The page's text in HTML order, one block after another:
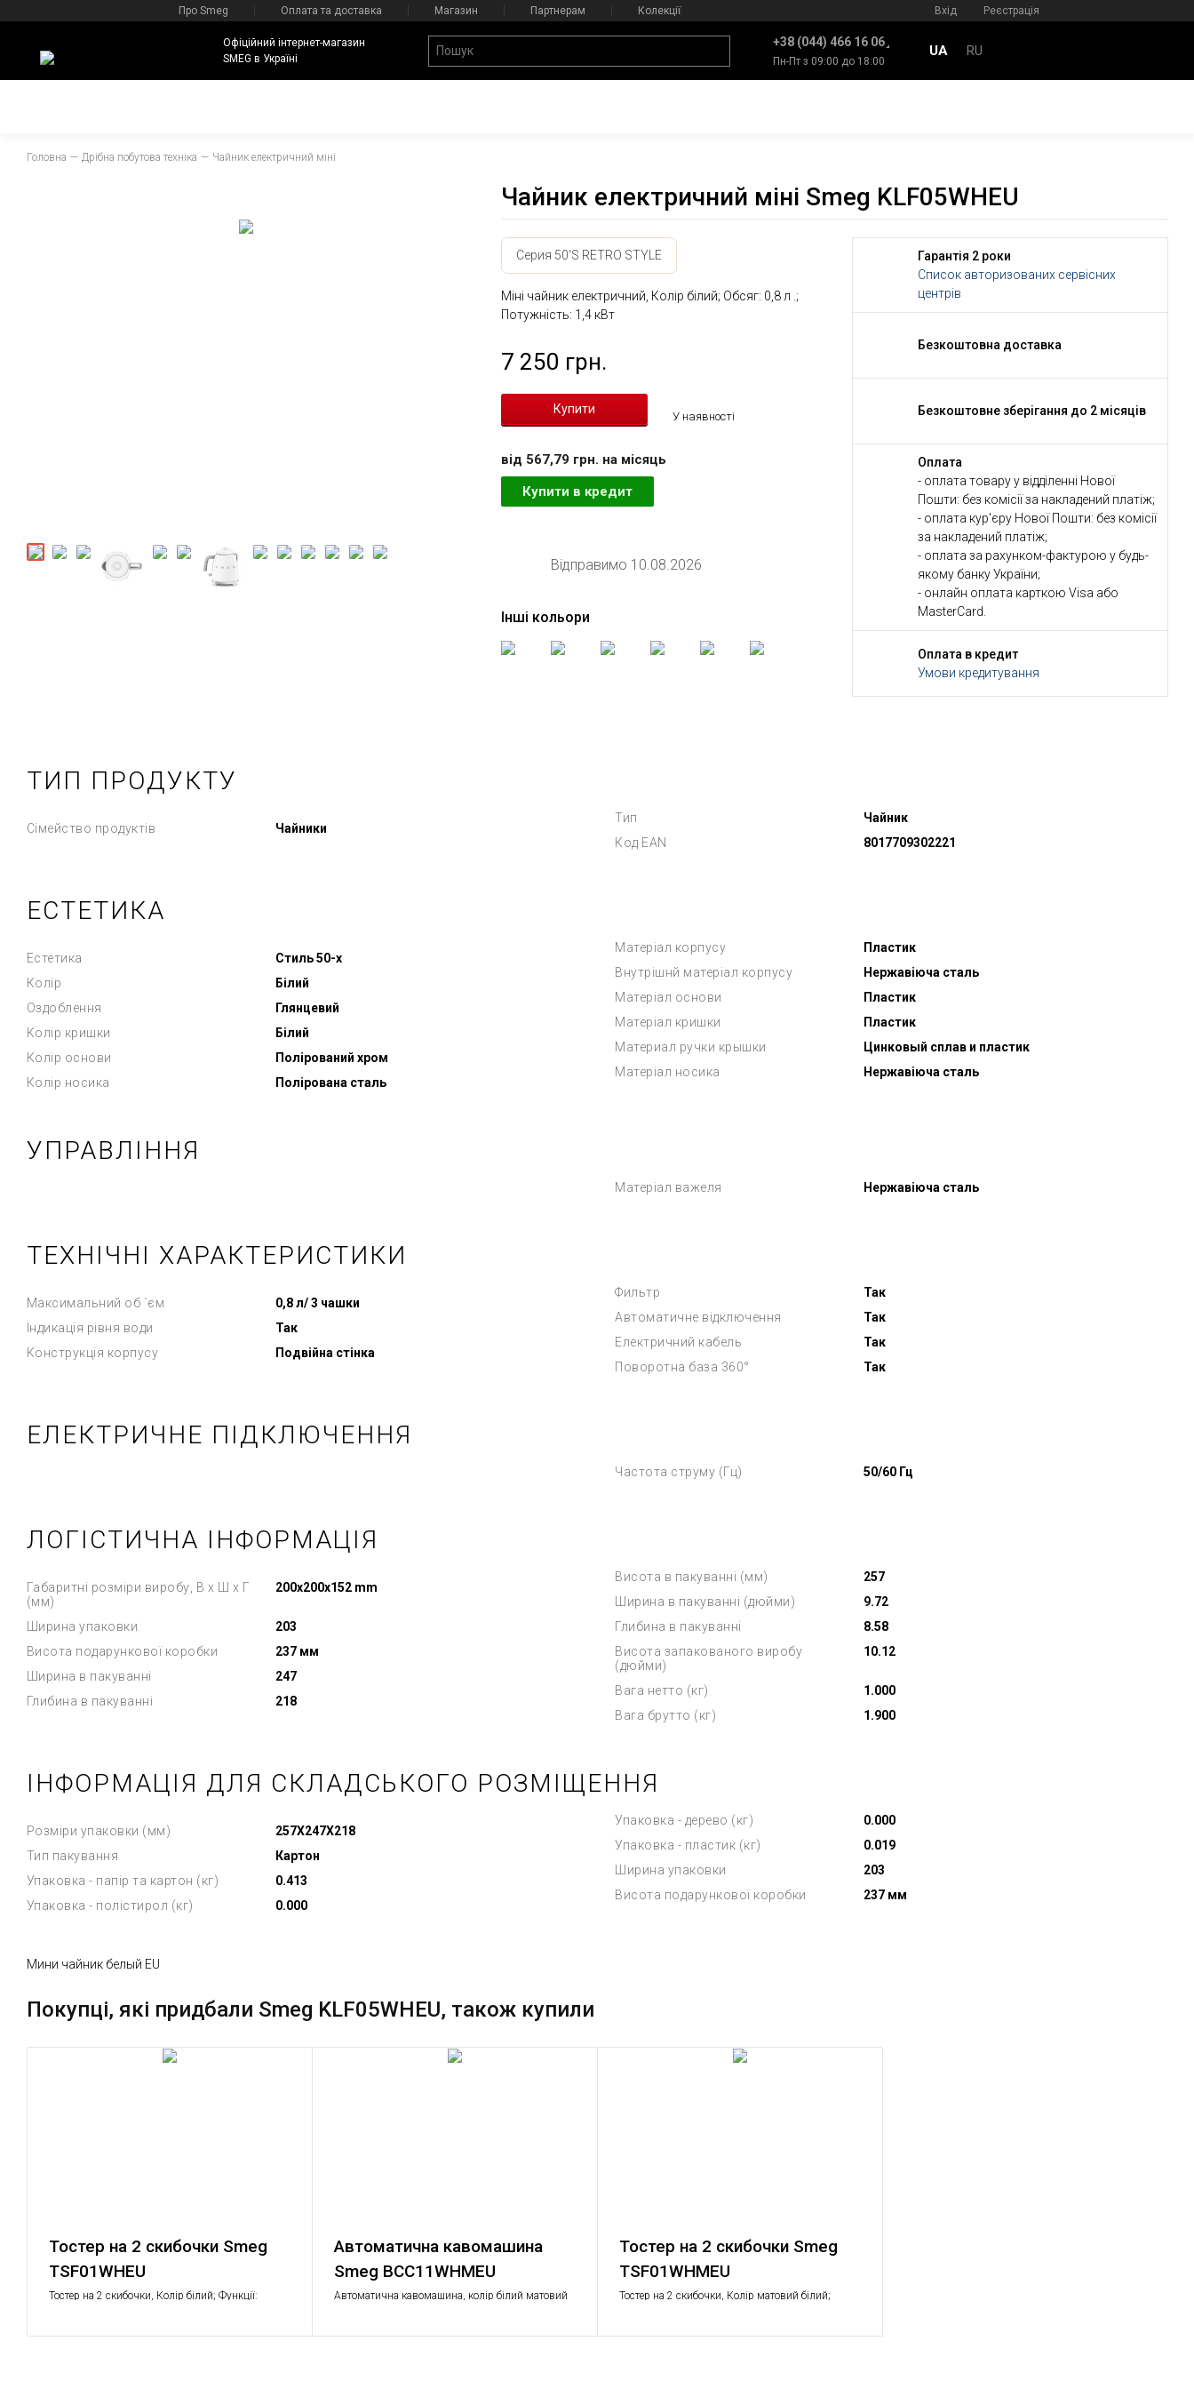
Про Smeg Оплата та доставка Магазин Партнерам Колекції Вхід Реєстрація
Офіційний інтернет-магазин
SMEG в Україні
+38 (044) 466 16 06
Пн-Пт з 09:00 до 18:00
UA RU
Головна Дрібна побутова техніка Чайник електричний міні
Чайник електричний міні Smeg KLF05WHEU
Серия 50'S RETRO STYLE
Міні чайник електричний, Колір білий; Обсяг: 0,8 л .;
Потужність: 1,4 кВт
7 250 грн.
У наявності
вiд 567,79 грн. на мiсяць
Купити в кредит
Відправимо 10.08.2026
Інші кольори
Гарантія 2 роки
Список авторизованих сервісних
центрів
Безкоштовна доставка
Безкоштовне зберігання до 2 місяців
Оплата
- оплата товару у відділенні Нової
Пошти: без комісії за накладений платіж;
- оплата кур'єру Нової Пошти: без комісії
за накладений платіж;
- оплата за рахунком-фактурою у будь-
якому банку України;
- онлайн оплата карткою Visa або
MasterCard.
Оплата в кредит
Умови кредитування
ТИП ПРОДУКТУ
Сімейство продуктів Чайники
Тип
Чайник
Код EAN
8017709302221
ЕСТЕТИКА
Естетика
Стиль 50-х
Колір
Білий
Оздоблення
Глянцевий
Колір кришки
Білий
Колір основи
Полірований хром
Колір носика
Полірована сталь
Матеріал корпусу
Пластик
Внутрішнй матеріал корпусу
Нержавіюча сталь
Матеріал основи
Пластик
Матеріал кришки
Пластик
Материал ручки крышки
Цинковый сплав и пластик
Матеріал носика
Нержавіюча сталь
УПРАВЛІННЯ
Матеріал важеля Нержавіюча сталь
ТЕХНІЧНІ ХАРАКТЕРИСТИКИ
Максимальний об `єм
0,8 л/ 3 чашки
Індикація рівня води
Так
Конструкція корпусу
Подвійна стінка
Фильтр
Так
Автоматичне відключення
Так
Електричний кабель
Так
Поворотна база 360°
Так
ЕЛЕКТРИЧНЕ ПІДКЛЮЧЕННЯ
Частота струму (Гц) 50/60 Гц
ЛОГІСТИЧНА ІНФОРМАЦІЯ
Габаритні розміри виробу, В х Ш х Г
(мм)
200x200x152 mm
Ширина упаковки
203
Висота подарункової коробки
237 мм
Ширина в пакуванні
247
Глибина в пакуванні
218
Висота в пакуванні (мм)
257
Ширина в пакуванні (дюйми)
9.72
Глибина в пакуванні
8.58
Висота запакованого виробу
(дюйми)
10.12
Вага нетто (кг)
1.000
Вага брутто (кг)
1.900
ІНФОРМАЦІЯ ДЛЯ СКЛАДСЬКОГО РОЗМІЩЕННЯ
Розміри упаковки (мм)
257X247X218
Тип пакування
Картон
Упаковка - папір та картон (кг)
0.413
Упаковка - полістирол (кг)
0.000
Упаковка - дерево (кг)
0.000
Упаковка - пластик (кг)
0.019
Ширина упаковки
203
Висота подарункової коробки
237 мм
Мини чайник белый EU
Покупці, які придбали Smeg KLF05WHEU, також купили
Тостер на 2 скибочки Smeg
TSF01WHEU
Тостер на 2 скибочки, Колір білий; Функції:
Автоматична кавомашина
Smeg BCC11WHMEU
Автоматична кавомашина, колір білий матовий
Тостер на 2 скибочки Smeg
TSF01WHMEU
Тостер на 2 скибочки, Колір матовий білий;